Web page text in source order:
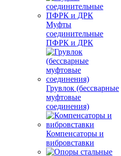
Муфты
соединительные
ПФРК и ДРК
Грувлок (бессварные
муфтовые
соединения)
Компенсаторы и
вибровставки